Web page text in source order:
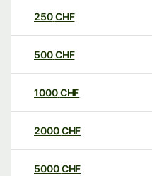
250CHF
500CHF
1000CHF
2000CHF
5000CHF